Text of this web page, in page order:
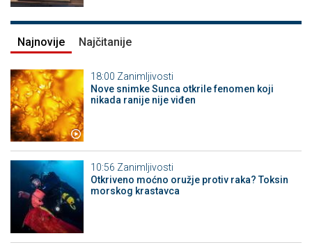
Najnovije Najčitanije
18:00 Zanimljivosti
Nove snimke Sunca otkrile fenomen koji
nikada ranije nije viđen
10:56 Zanimljivosti
Otkriveno moćno oružje protiv raka? Toksin
morskog krastavca